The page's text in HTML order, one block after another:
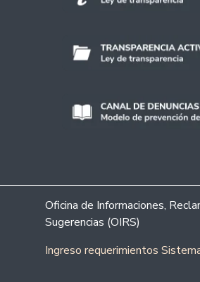
Oficina de Informaciones,
Sugerencias (OIRS)
Ingreso requerimientos